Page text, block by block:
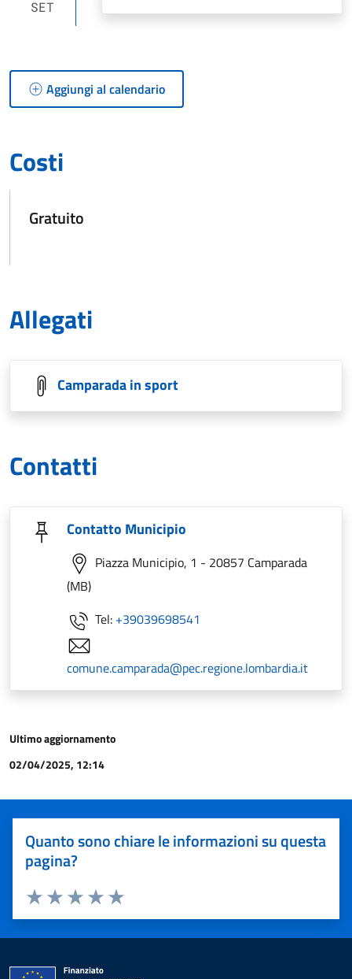
SET
Aggiungi al calendario
Costi
Gratuito
Allegati
Camparada in sport
Contatti
Contatto Municipio
Piazza Municipio, 1 - 20857 Camparada
(MB)
Tel: +39039698541
comune.camparada@pec.regione.lombardia.it
Ultimo aggiornamento
02/04/2025, 12:14
Quanto sono chiare le informazioni su questa
pagina?
Valuta 5 stelle su 5
Valuta 4 stelle su 5
Valuta 3 stelle su 5
Valuta 2 stelle su 5
Valuta 1 stelle su 5